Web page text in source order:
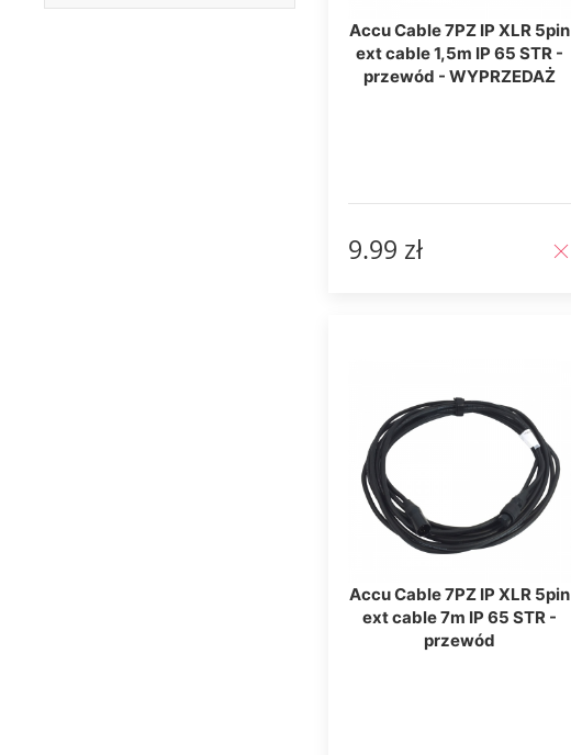
Accu Cable 7PZ IP XLR 5pin
ext cable 1,5m IP 65 STR -
przewód - WYPRZEDAŻ
9.99 zł
Accu Cable 7PZ IP XLR 5pin
ext cable 7m IP 65 STR -
przewód